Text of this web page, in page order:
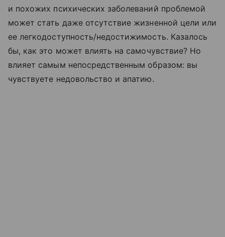
и похожих психических заболеваний проблемой
может стать даже отсутствие жизненной цели или
ее легкодоступность/недостижимость. Казалось
бы, как это может влиять на самочувствие? Но
влияет самым непосредственным образом: вы
чувствуете недовольство и апатию.